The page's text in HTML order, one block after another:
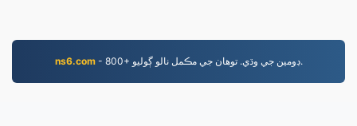
ns6.com - 800+ ڊومين جي وڌي. توهان جي مڪمل نالو ڳوليو.